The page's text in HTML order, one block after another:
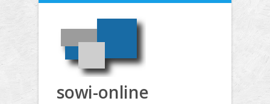
Direkt zum Inhalt
sowi-online